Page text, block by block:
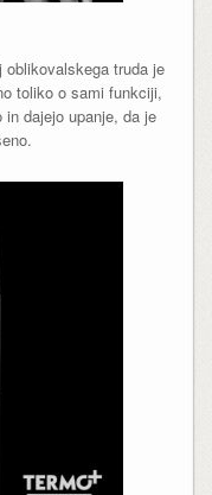
truda je
toliko o sami funkciji,
dajejo upanje, da je